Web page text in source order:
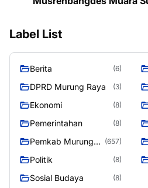
Label List
Berita (6)
DPRD Murung Raya (3)
Ekonomi (8)
Pemerintahan (8)
Pemkab Murung
(657)
Politik (8)
Sosial Budaya (8)